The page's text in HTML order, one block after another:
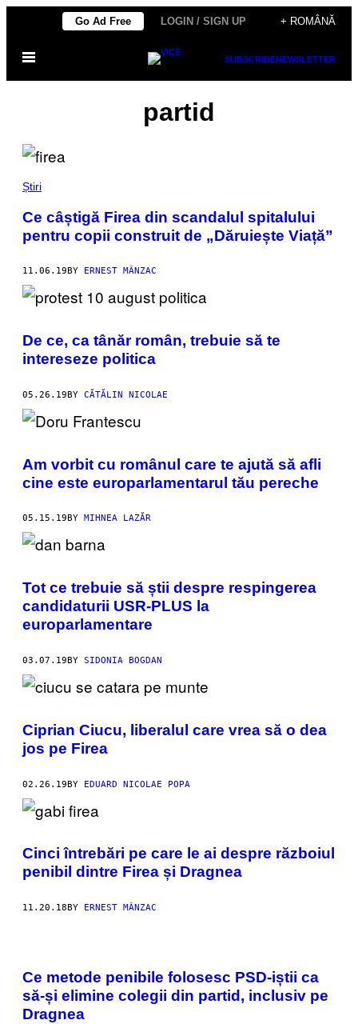
content
Go Ad Free LOGIN / SIGN UP + ROMÂNĂ
Open
SUBSCRIBENEWSLETTER
partid
Știri
Ce câștigă Firea din scandalul spitalului
pentru copii construit de „Dăruiește Viață”
11.06.19 BY ERNEST MÂNZAC
De ce, ca tânăr român, trebuie să te
intereseze politica
05.26.19BY CĂTĂLIN NICOLAE
Am vorbit cu românul care te ajută să afli
cine este europarlamentarul tău pereche
05.15.19 BY MIHNEA LAZĂR
Tot ce trebuie să știi despre respingerea
candidaturii USR-PLUS la
europarlamentare
03.07.19BY SIDONIA BOGDAN
Ciprian Ciucu, liberalul care vrea să o dea
jos pe Firea
02.26.19BY EDUARD NICOLAE POPA
Cinci întrebări pe care le ai despre războiul
penibil dintre Firea și Dragnea
11.20.18 BY ERNEST MÂNZAC
Ce metode penibile folosesc PSD-iștii ca
să-și elimine colegii din partid, inclusiv pe
Dragnea